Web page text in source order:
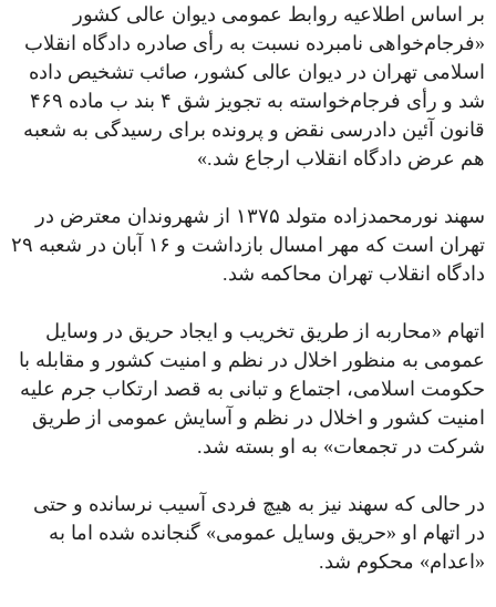
بر اساس اطلاعیه روابط عمومی دیوان عالی کشور
«فرجام‌خواهی نامبرده نسبت به رأی صادره دادگاه انقلاب
اسلامی تهران در دیوان عالی کشور، صائب تشخیص داده
شد و رأی فرجام‌خواسته به تجویز شق ۴ بند ب ماده ۴۶۹
قانون آئین دادرسی نقض و پرونده برای رسیدگی به شعبه
هم عرض دادگاه انقلاب ارجاع شد.»
سهند نورمحمدزاده متولد ۱۳۷۵ از شهروندان معترض در
تهران است که مهر امسال بازداشت و ۱۶ آبان در شعبه ۲۹
دادگاه انقلاب تهران محاکمه شد.
اتهام «محاربه از طریق تخریب و ایجاد حریق در وسایل
عمومی به منظور اخلال در نظم و امنیت کشور و مقابله با
حکومت اسلامی، اجتماع و تبانی به قصد ارتکاب جرم علیه
امنیت کشور و اخلال در نظم و آسایش عمومی از طریق
شرکت در تجمعات» به او بسته شد.
در حالی که سهند نیز به هیچ فردی آسیب نرسانده و حتی
در اتهام او «حریق وسایل عمومی» گنجانده شده اما به
«اعدام» محکوم شد.